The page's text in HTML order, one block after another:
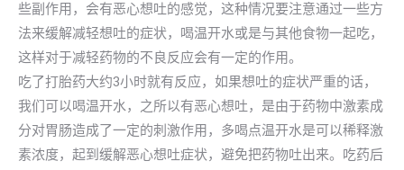
些副作用，会有恶心想吐的感觉，这种情况要注意通过一些方
法来缓解减轻想吐的症状，喝温开水或是与其他食物一起吃，
这样对于减轻药物的不良反应会有一定的作用。
吃了打胎药大约3小时就有反应，如果想吐的症状严重的话，
我们可以喝温开水，之所以有恶心想吐，是由于药物中激素成
分对胃肠造成了一定的刺激作用，多喝点温开水是可以稀释激
素浓度，起到缓解恶心想吐症状，避免把药物吐出来。吃药后